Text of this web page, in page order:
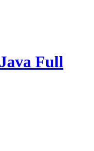
Full